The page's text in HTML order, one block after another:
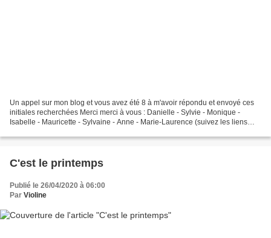
Un appel sur mon blog et vous avez été 8 à m'avoir répondu et envoyé ces
initiales recherchées Merci merci à vous : Danielle - Sylvie - Monique -
Isabelle - Mauricette - Sylvaine - Anne - Marie-Laurence (suivez les liens
C'est le printemps
Publié le 26/04/2020 à 06:00
Par Violine